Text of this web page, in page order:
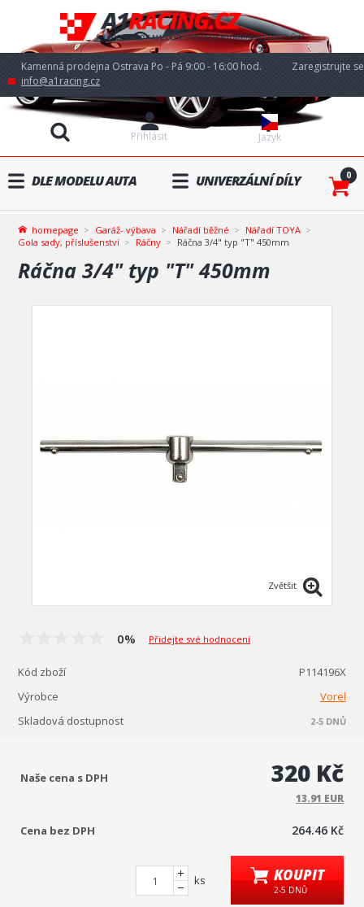
Kamenná prodejna Ostrava Po - Pá 9:00 - 16:00 hod.
info@a1racing.cz
Jazyk
Přihlásit
Zaregistrujte se
DLE MODELU AUTA UNIVERZÁLNÍ DÍLY 0
homepage Garáž- výbava Nářadí běžné
Nářadí TOYA
Gola sady, příslušenství
Ráčny Ráčna 3/4" typ "T" 450mm
Ráčna 3/4" typ "T" 450mm
Zvětšit
0% Přidejte své hodnocení
Kód zboží
P114196X
Výrobce
Vorel
Skladová dostupnost
2-5 DNŮ
Naše cena s DPH 320 Kč
13.91 EUR
Cena bez DPH 264.46 Kč
ks KOUPIT
2-5 DNŮ